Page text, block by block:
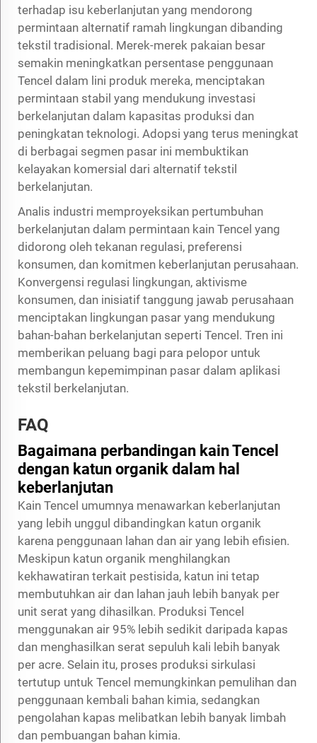
terhadap isu keberlanjutan yang mendorong
permintaan alternatif ramah lingkungan dibanding
tekstil tradisional. Merek-merek pakaian besar
semakin meningkatkan persentase penggunaan
Tencel dalam lini produk mereka, menciptakan
permintaan stabil yang mendukung investasi
berkelanjutan dalam kapasitas produksi dan
peningkatan teknologi. Adopsi yang terus meningkat
di berbagai segmen pasar ini membuktikan
kelayakan komersial dari alternatif tekstil
berkelanjutan.
Analis industri memproyeksikan pertumbuhan
berkelanjutan dalam permintaan kain Tencel yang
didorong oleh tekanan regulasi, preferensi
konsumen, dan komitmen keberlanjutan perusahaan.
Konvergensi regulasi lingkungan, aktivisme
konsumen, dan inisiatif tanggung jawab perusahaan
menciptakan lingkungan pasar yang mendukung
bahan-bahan berkelanjutan seperti Tencel. Tren ini
memberikan peluang bagi para pelopor untuk
membangun kepemimpinan pasar dalam aplikasi
tekstil berkelanjutan.
FAQ
Bagaimana perbandingan kain Tencel
dengan katun organik dalam hal
keberlanjutan
Kain Tencel umumnya menawarkan keberlanjutan
yang lebih unggul dibandingkan katun organik
karena penggunaan lahan dan air yang lebih efisien.
Meskipun katun organik menghilangkan
kekhawatiran terkait pestisida, katun ini tetap
membutuhkan air dan lahan jauh lebih banyak per
unit serat yang dihasilkan. Produksi Tencel
menggunakan air 95% lebih sedikit daripada kapas
dan menghasilkan serat sepuluh kali lebih banyak
per acre. Selain itu, proses produksi sirkulasi
tertutup untuk Tencel memungkinkan pemulihan dan
penggunaan kembali bahan kimia, sedangkan
pengolahan kapas melibatkan lebih banyak limbah
dan pembuangan bahan kimia.